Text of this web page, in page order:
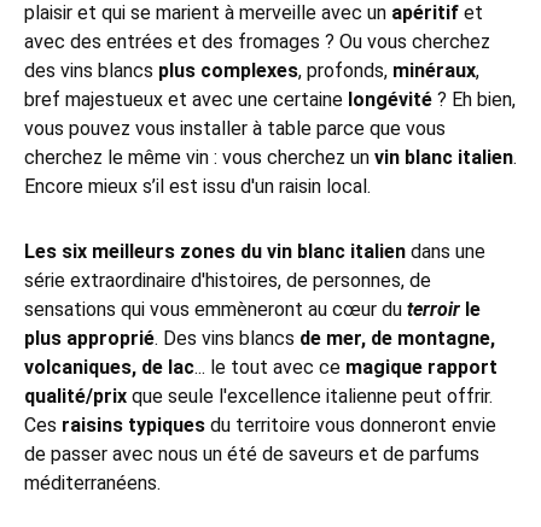
plaisir et qui se marient à merveille avec un apéritif et
avec des entrées et des fromages ? Ou vous cherchez
des vins blancs plus complexes, profonds, minéraux,
bref majestueux et avec une certaine longévité ? Eh bien,
vous pouvez vous installer à table parce que vous
cherchez le même vin : vous cherchez un vin blanc italien.
Encore mieux s’il est issu d'un raisin local.
Les six meilleurs zones du vin blanc italien dans une
série extraordinaire d'histoires, de personnes, de
sensations qui vous emmèneront au cœur du terroir le
plus approprié. Des vins blancs de mer, de montagne,
volcaniques, de lac... le tout avec ce magique rapport
qualité/prix que seule l'excellence italienne peut offrir.
Ces raisins typiques du territoire vous donneront envie
de passer avec nous un été de saveurs et de parfums
méditerranéens.